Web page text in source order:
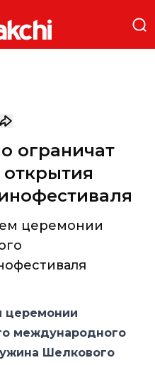
ограничат
церемонии
церемонии
международного
Шелкового